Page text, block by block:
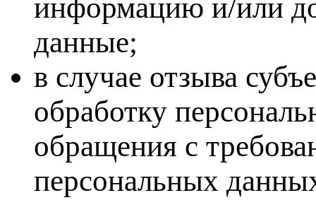
информацию и/или
данные;
в случае отзыва
обработку
обращения с
персональных